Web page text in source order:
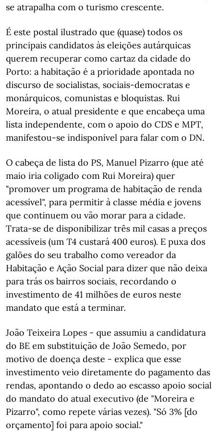
se atrapalha com o turismo crescente.
É este postal ilustrado que (quase) todos os
principais candidatos às eleições autárquicas
querem recuperar como cartaz da cidade do
Porto: a habitação é a prioridade apontada no
discurso de socialistas, sociais-democratas e
monárquicos, comunistas e bloquistas. Rui
Moreira, o atual presidente e que encabeça uma
lista independente, com o apoio do CDS e MPT,
manifestou-se indisponível para falar com o DN.
O cabeça de lista do PS, Manuel Pizarro (que até
maio iria coligado com Rui Moreira) quer
"promover um programa de habitação de renda
acessível", para permitir à classe média e jovens
que continuem ou vão morar para a cidade.
Trata-se de disponibilizar três mil casas a preços
acessíveis (um T4 custará 400 euros). E puxa dos
galões do seu trabalho como vereador da
Habitação e Ação Social para dizer que não deixa
para trás os bairros sociais, recordando o
investimento de 41 milhões de euros neste
mandato que está a terminar.
João Teixeira Lopes - que assumiu a candidatura
do BE em substituição de João Semedo, por
motivo de doença deste - explica que esse
investimento veio diretamente do pagamento das
rendas, apontando o dedo ao escasso apoio social
do mandato do atual executivo (de "Moreira e
Pizarro", como repete várias vezes). "Só 3% [do
orçamento] foi para apoio social."